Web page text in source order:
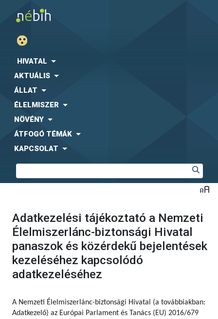
HIVATAL
AKTUÁLIS
ÁLLAT
ÉLELMISZER
NÖVÉNY
ÁTFOGÓ TÉMÁK
KAPCSOLAT
Adatkezelési tájékoztató a Nemzeti
Élelmiszerlánc-biztonsági Hivatal
panaszok és közérdekű bejelentések
kezeléséhez kapcsolódó
adatkezeléséhez
A Nemzeti Élelmiszerlánc-biztonsági Hivatal (a továbbiakban:
Adatkezelő) az Európai Parlament és Tanács (EU) 2016/679